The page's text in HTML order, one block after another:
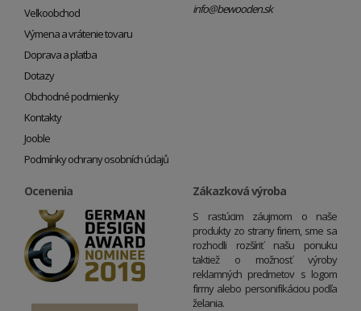
Veľkoobchod
Výmena a vrátenie tovaru
Doprava a platba
Dotazy
Obchodné podmienky
Kontakty
Jooble
Podmínky ochrany osobních údajů
info@bewooden.sk
Ocenenia Zákazková výroba
S rastúcim záujmom o naše
produkty zo strany firiem, sme sa
rozhodli rozšíriť našu ponuku
taktiež o možnosť výroby
reklamných predmetov s logom
firmy alebo personifikáciou podľa
želania.